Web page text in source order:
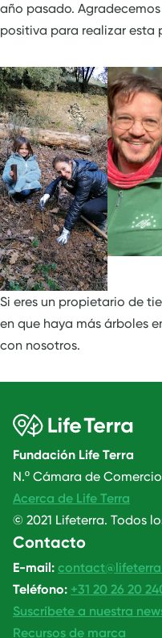
año pasado.
positiva para realizar esta
Si eres un propietario de
en que haya más árboles
con nosotros.
Fundación Life Terra
N.º Cámara de
Acerca de Life Terra
© 2021 Lifeterra. Todos
Contacto
E-mail:
Teléfono: +31 20 26 20
Suscríbete a nuestra
Recursos de marca